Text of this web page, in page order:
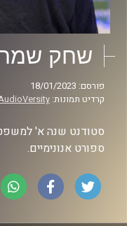
שחק
פורסם: 18/01/2023
קרדיט תמונות:
סטודנט שנה א'
ספורט אנונימיים.